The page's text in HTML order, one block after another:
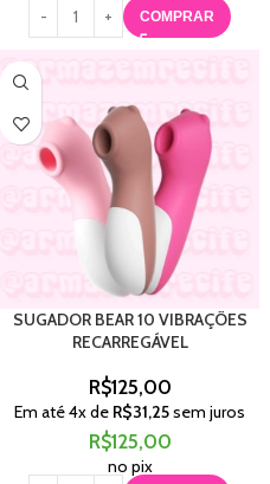
COMPRAR
SUGADOR BEAR 10 VIBRAÇÕES
RECARREGÁVEL
R$125,00
Em até4x de R$31,25sem juros
R$125,00
no pix